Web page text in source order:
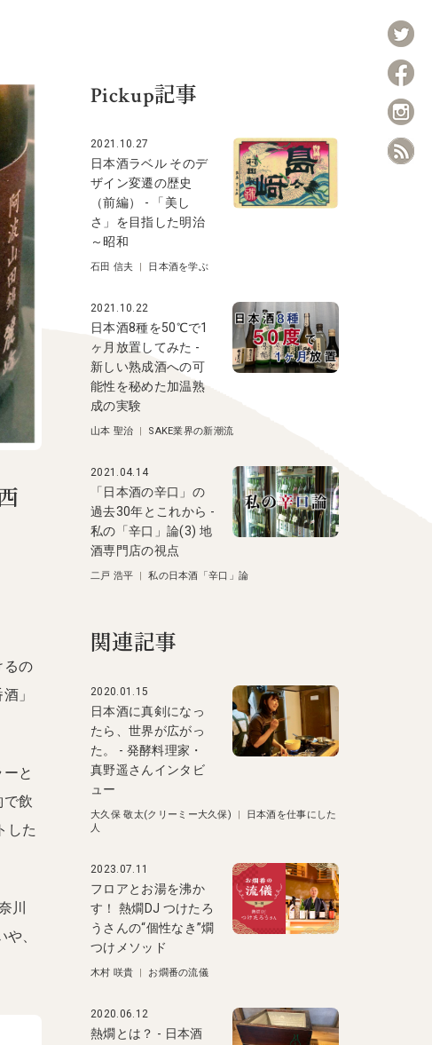
るの
」
と
飲
した
川
、
Pickup記事
2021.10.27
日本酒ラベル そのデ
ザイン変遷の歴史
（前編） - 「美し
さ」を目指した明治
～昭和
石田 信夫 | 日本酒を学ぶ
2021.10.22
日本酒8種を50℃で1
ヶ月放置してみた -
新しい熟成酒への可
能性を秘めた加温熟
成の実験
山本 聖治 | SAKE業界の新潮流
2021.04.14
「日本酒の辛口」の
過去30年とこれから -
私の「辛口」論(3) 地
酒専門店の視点
二戸 浩平 |私の日本酒「辛口」論
関連記事
2020.01.15
日本酒に真剣になっ
たら、世界が広がっ
た。 - 発酵料理家・
真野遥さんインタビ
ュー
大久保 敬太(クリーミー大久保) | 日本酒を仕事にした
人
2023.07.11
フロアとお湯を沸か
す！ 熱燗DJ つけたろ
うさんの“個性なき”燗
つけメソッド
木村 咲貴 | お燗番の流儀
2020.06.12
熱燗とは？ - 日本酒